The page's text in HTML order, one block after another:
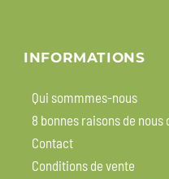
INFORMATIONS
Qui sommmes-nous
8 bonnes raisons de nous
Contact
Conditions de vente